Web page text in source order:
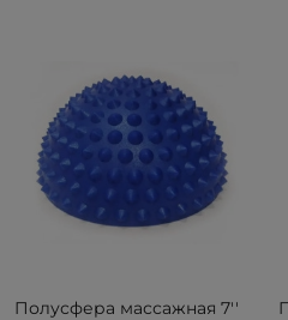
Полусфера массажная 7''